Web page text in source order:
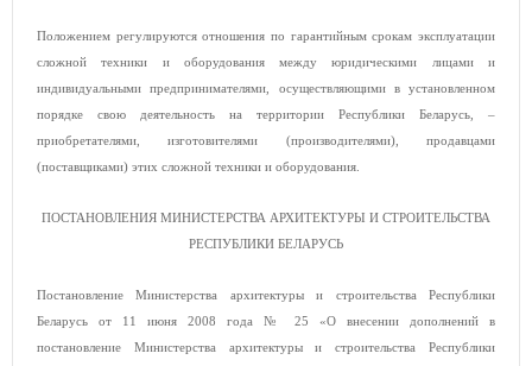
Положением регулируются отношения по гарантийным срокам эксплуатации
сложной техники и оборудования между юридическими лицами и
индивидуальными предпринимателями, осуществляющими в установленном
порядке свою деятельность на территории Республики Беларусь, –
приобретателями, изготовителями (производителями), продавцами
(поставщиками) этих сложной техники и оборудования.
ПОСТАНОВЛЕНИЯ МИНИСТЕРСТВА АРХИТЕКТУРЫ И СТРОИТЕЛЬСТВА
РЕСПУБЛИКИ БЕЛАРУСЬ
Постановление Министерства архитектуры и строительства Республики
Беларусь от 11 июня 2008 года № 25 «О внесении дополнений в
постановление Министерства архитектуры и строительства Республики